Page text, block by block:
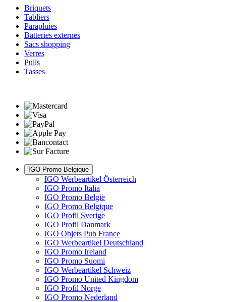
Briquets
Tabliers
Parapluies
Batteries externes
Sacs shopping
Verres
Pulls
Tasses
IGO Promo Belgique
IGO Werbeartikel Österreich
IGO Promo Italia
IGO Promo België
IGO Promo Belgique
IGO Profil Sverige
IGO Profil Danmark
IGO Objets Pub France
IGO Werbeartikel Deutschland
IGO Promo Ireland
IGO Promo Suomi
IGO Werbeartikel Schweiz
IGO Promo United Kingdom
IGO Profil Norge
IGO Promo Nederland